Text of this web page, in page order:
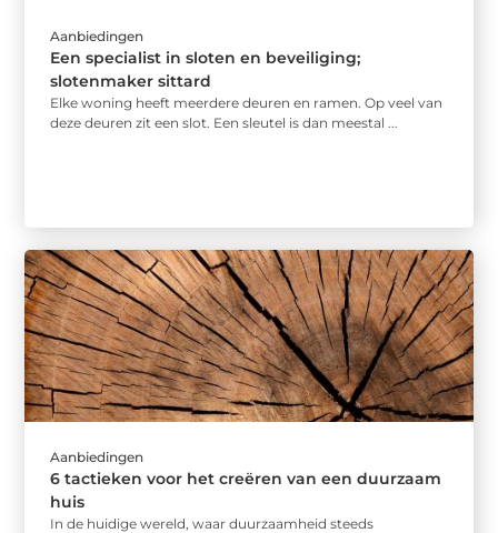
Aanbiedingen
Een specialist in sloten en beveiliging;
slotenmaker sittard
Elke woning heeft meerdere deuren en ramen. Op veel van
deze deuren zit een slot. Een sleutel is dan meestal ...
Aanbiedingen
6 tactieken voor het creëren van een duurzaam
huis
In de huidige wereld, waar duurzaamheid steeds